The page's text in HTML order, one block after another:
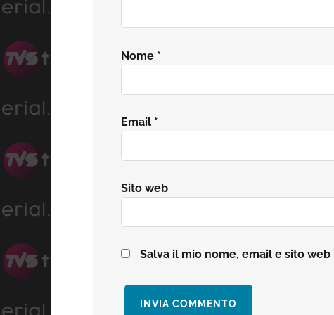
Nome *
Email *
Sito web
Salva il mio nome, email e sito